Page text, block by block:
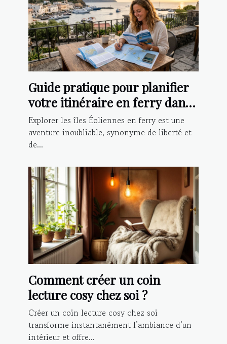
Guide pratique pour planifier
votre itinéraire en ferry dans
les îles Éoliennes
Explorer les îles Éoliennes en ferry est une
aventure inoubliable, synonyme de liberté et
de...
Comment créer un coin
lecture cosy chez soi ?
Créer un coin lecture cosy chez soi
transforme instantanément l’ambiance d’un
intérieur et offre...